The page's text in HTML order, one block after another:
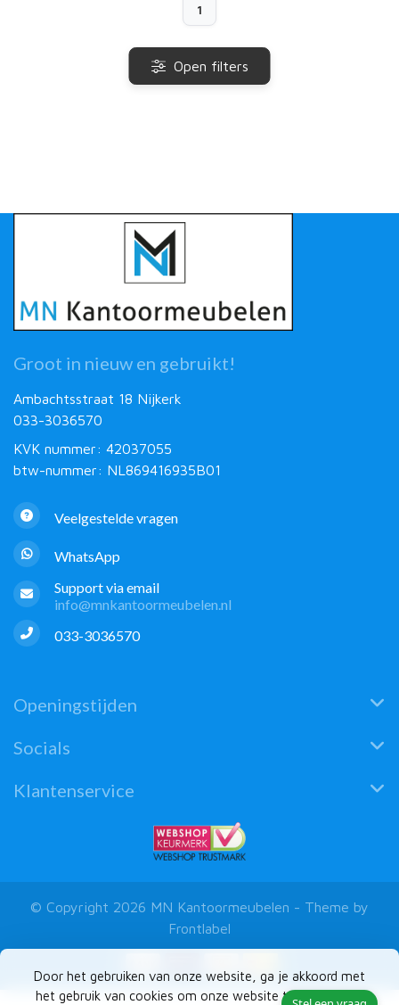
Door het gebruiken van onze website, ga je akkoord met
het gebruik van cookies om onze website te verbeteren.
1
Open filters
Groot in nieuw en gebruikt!
Ambachtsstraat 18 Nijkerk
033-3036570
KVK nummer: 42037055
btw-nummer: NL869416935B01
Veelgestelde vragen
WhatsApp
Support via email
info@mnkantoormeubelen.nl
033-3036570
Openingstijden
Socials
Klantenservice
© Copyright 2026 MN Kantoormeubelen - Theme by
Frontlabel